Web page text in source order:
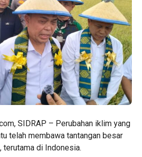
SIDRAP – Perubahan iklim yang
telah membawa tantangan besar
terutama di Indonesia.